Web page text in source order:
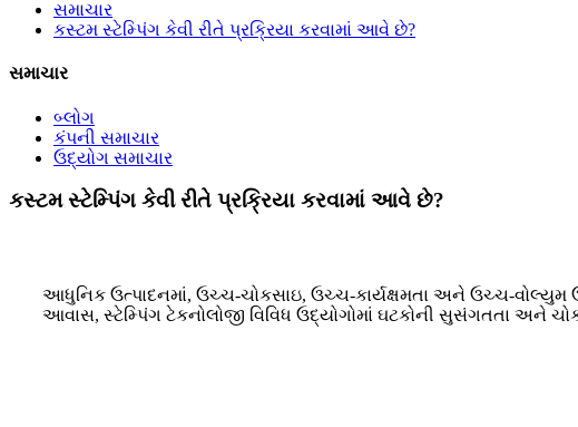
સમાચાર
કસ્ટમ સ્ટેમ્પિંગ કેવી રીતે પ્રક્રિયા કરવામાં આવે છે?
સમાચાર
બ્લોગ
કંપની સમાચાર
ઉદ્યોગ સમાચાર
કસ્ટમ સ્ટેમ્પિંગ કેવી રીતે પ્રક્રિયા કરવામાં આવે છે?
આધુનિક ઉત્પાદનમાં, ઉચ્ચ-ચોકસાઇ, ઉચ્ચ-કાર્યક્ષમતા અને ઉચ્ચ-વોલ્યુમ
આવાસ, સ્ટેમ્પિંગ ટેકનોલોજી વિવિધ ઉદ્યોગોમાં ઘટકોની સુસંગતતા અને